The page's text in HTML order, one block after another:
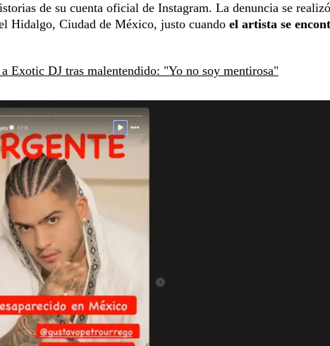
de su cuenta oficial de Instagram. La denuncia se
Hidalgo, Ciudad de México, justo cuando el artista se
Exotic DJ tras malentendido: "Yo no soy mentirosa"